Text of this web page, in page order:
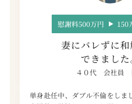
慰謝料500万円 150
妻にバレずに
できました
４０代 会社員
単身赴任中、ダブル不倫をしま